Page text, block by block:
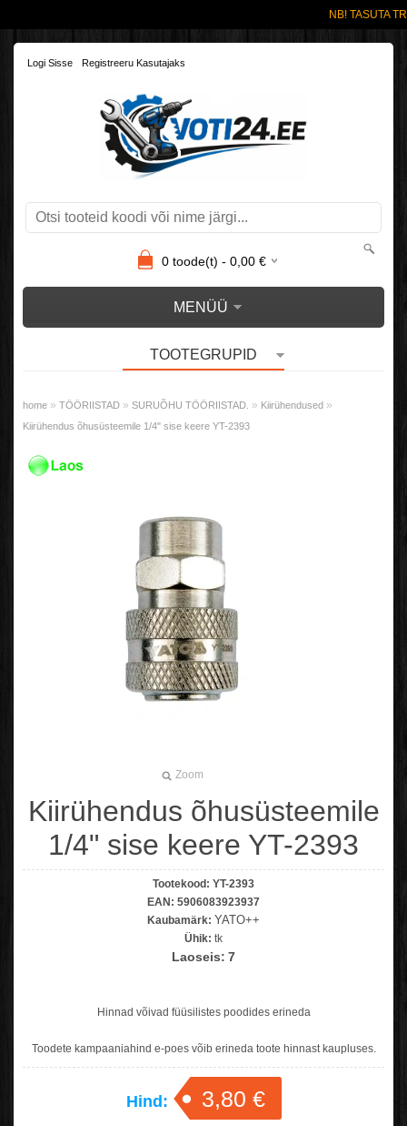
NB! TASUTA
Logi Sisse Registreeru Kasutajaks
0toode(t) - 0,00€
MENÜÜ
TOOTEGRUPID
home » TÖÖRIISTAD » SURUÕHU TÖÖRIISTAD. » Kiirühendused »
Kiirühendus õhusüsteemile 1/4" sise keere YT-2393
Zoom
Kiirühendus õhusüsteemile
1/4" sise keere YT-2393
Tootekood: YT-2393
EAN: 5906083923937
Kaubamärk: YATO++
Ühik: tk
Laoseis: 7
Hinnad võivad füüsilistes poodides erineda
Toodete kampaaniahind e-poes võib erineda toote hinnast kaupluses.
Hind: 3,80 €